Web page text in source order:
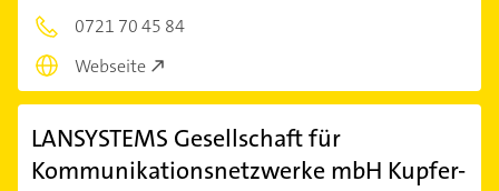
0721 70 45 84
Webseite
LANSYSTEMS Gesellschaft für
Kommunikationsnetzwerke mbH Kupfer-